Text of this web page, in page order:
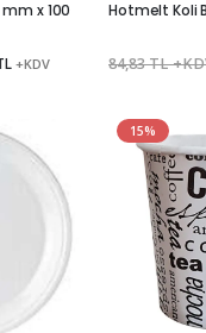
x 100
+KDV
Hotmelt Koli
84,83 TL
15%